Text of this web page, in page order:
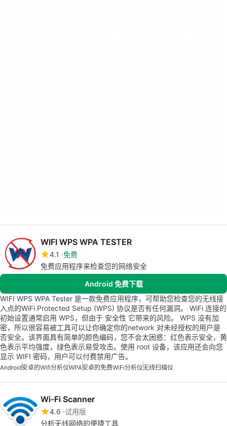
WIFI WPS WPA TESTER
4.1 免费
免费应用程序来检查您的网络安全
Android 免费下载
WIFI WPS WPA Tester 是一款免费应用程序，可帮助您检查您的无线接
入点的WiFi Protected Setup (WPS) 协议是否有任何漏洞。 WiFi 连接的
初始设置通常启用 WPS，但由于 安全性 它带来的风险。 WPS 没有加
密，所以很容易被工具可以让你确定你的network 对未经授权的用户是
否安全。该界面具有简单的颜色编码，您不会太困惑：红色表示安全，黄
色表示平均强度，绿色表示易受攻击。使用 root 设备，该应用还会向您
显示 WIFI 密码，用户可以付费禁用广告。
Android安卓的wifi分析仪WPA安卓的免费WiFi分析仪无线扫描仪
Wi-Fi Scanner
4.6 试用版
分析无线网络的便捷工具